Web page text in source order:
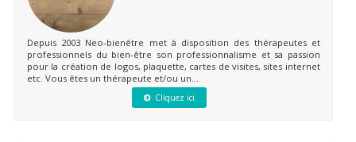
Depuis 2003 Neo-bienêtre met à disposition des thérapeutes et
professionnels du bien-être son professionnalisme et sa passion
pour la création de logos, plaquette, cartes de visites, sites internet
etc. Vous êtes un thérapeute et/ou un...
Cliquez ici